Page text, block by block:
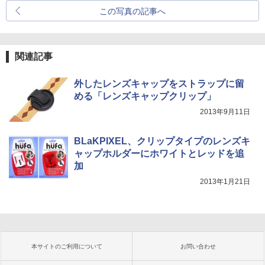
この写真の記事へ
関連記事
外したレンズキャップをストラップに留
める「レンズキャップクリップ」
2013年9月11日
BLaKPIXEL、クリップタイプのレンズキ
ャップホルダーにホワイトとレッドを追
加
2013年1月21日
本サイトのご利用について お問い合わせ